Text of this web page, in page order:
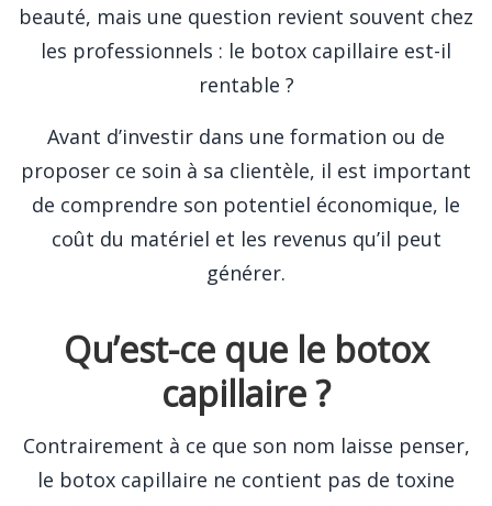
beauté, mais une question revient souvent chez
les professionnels : le botox capillaire est-il
rentable ?
Avant d’investir dans une formation ou de
proposer ce soin à sa clientèle, il est important
de comprendre son potentiel économique, le
coût du matériel et les revenus qu’il peut
générer.
Qu’est-ce que le botox
capillaire ?
Contrairement à ce que son nom laisse penser,
le botox capillaire ne contient pas de toxine